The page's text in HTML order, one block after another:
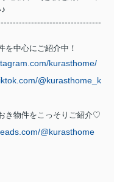
を中心にご紹介中！
kurasthome/
@kurasthome_k
き物件をこっそりご紹介♡
@kurasthome